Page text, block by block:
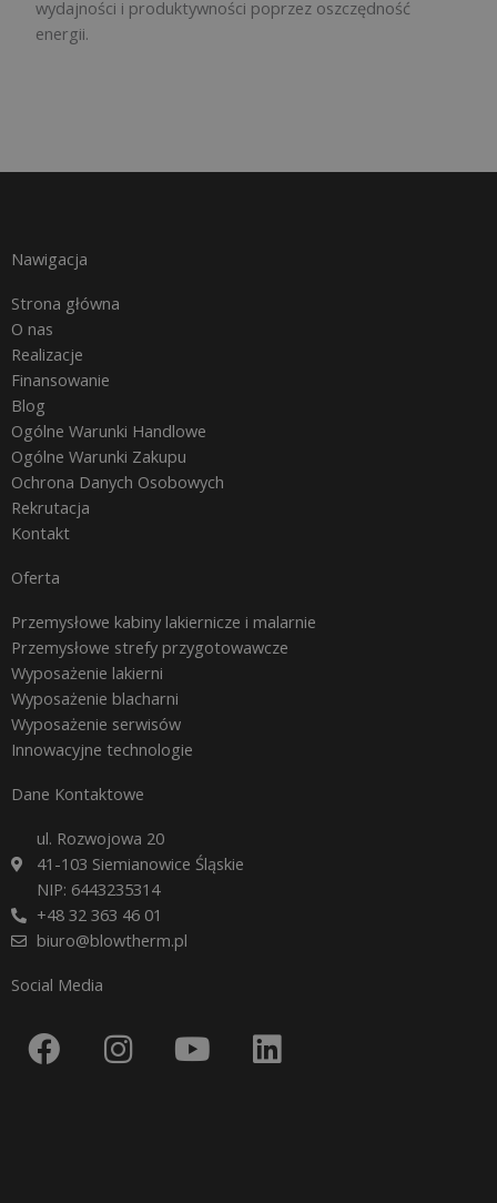
wydajności i produktywności poprzez oszczędność
energii.
Nawigacja
Strona główna
O nas
Realizacje
Finansowanie
Blog
Ogólne Warunki Handlowe
Ogólne Warunki Zakupu
Ochrona Danych Osobowych
Rekrutacja
Kontakt
Oferta
Przemysłowe kabiny lakiernicze i malarnie
Przemysłowe strefy przygotowawcze
Wyposażenie lakierni
Wyposażenie blacharni
Wyposażenie serwisów
Innowacyjne technologie
Dane Kontaktowe
ul. Rozwojowa 20
41-103 Siemianowice Śląskie
NIP: 6443235314
+48 32 363 46 01
biuro@blowtherm.pl
Social Media
F
a
I
n
Y
o
L
i